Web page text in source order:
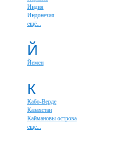
Индия
Индонезия
ещё...
Й
Йемен
К
Кабо-Верде
Казахстан
Каймановы острова
ещё...